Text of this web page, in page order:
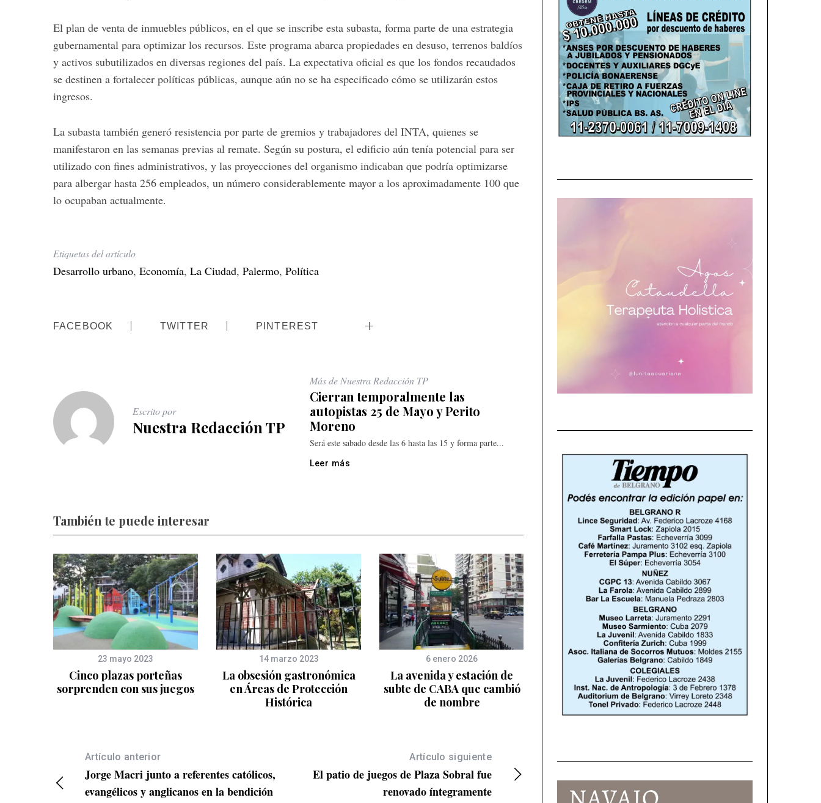
El plan de venta de inmuebles públicos, en el que se inscribe esta subasta, forma parte de una estrategia
gubernamental para optimizar los recursos. Este programa abarca propiedades en desuso, terrenos baldíos
y activos subutilizados en diversas regiones del país. La expectativa oficial es que los fondos recaudados
se destinen a fortalecer políticas públicas, aunque aún no se ha especificado cómo se utilizarán estos
ingresos.
La subasta también generó resistencia por parte de gremios y trabajadores del INTA, quienes se
manifestaron en las semanas previas al remate. Según su postura, el edificio aún tenía potencial para ser
utilizado con fines administrativos, y las proyecciones del organismo indicaban que podría optimizarse
para albergar hasta 256 empleados, un número considerablemente mayor a los aproximadamente 100 que
lo ocupaban actualmente.
Etiquetas del artículo
Desarrollo urbano, Economía, La Ciudad, Palermo, Política
FACEBOOK TWITTER PINTEREST
Escrito por
Nuestra Redacción TP
Más de Nuestra Redacción TP
Cierran temporalmente las
autopistas 25 de Mayo y Perito
Moreno
Será este sabado desde las 6 hasta las 15 y forma parte...
Leer más
También te puede interesar
23 mayo 2023
Cinco plazas porteñas
sorprenden con sus juegos
14 marzo 2023
La obsesión gastronómica
en Áreas de Protección
Histórica
6 enero 2026
La avenida y estación de
subte de CABA que cambió
de nombre
Artículo anterior
Jorge Macri junto a referentes católicos,
evangélicos y anglicanos en la bendición
Artículo siguiente
El patio de juegos de Plaza Sobral fue
renovado íntegramente